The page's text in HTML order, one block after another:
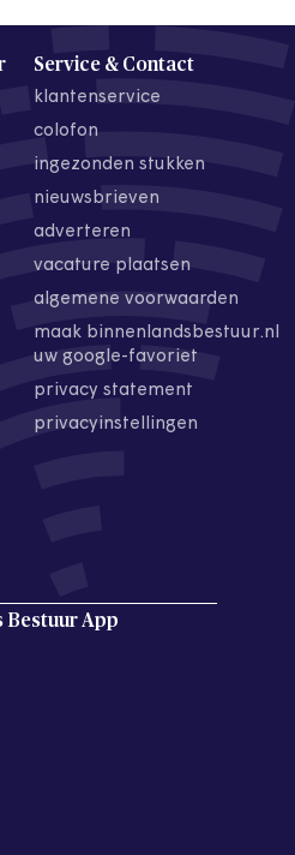
Service & Contact
klantenservice
colofon
ingezonden stukken
nieuwsbrieven
adverteren
vacature plaatsen
algemene voorwaarden
maak binnenlandsbestuur.nl
uw google-favoriet
privacy statement
privacyinstellingen
Bestuur App